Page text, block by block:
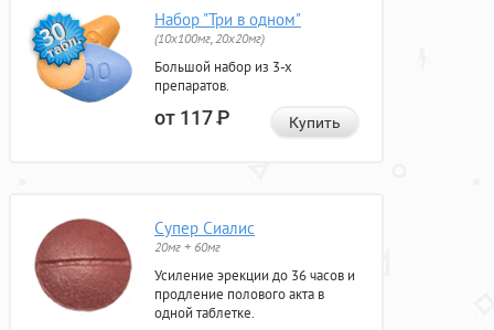
Набор "Три в одном"
(10x100мг, 20x20мг)
Большой набор из 3-х
препаратов.
от 117Р Купить
Супер Сиалис
20мг + 60мг
Усиление эрекции до 36 часов и
продление полового акта в
одной таблетке.